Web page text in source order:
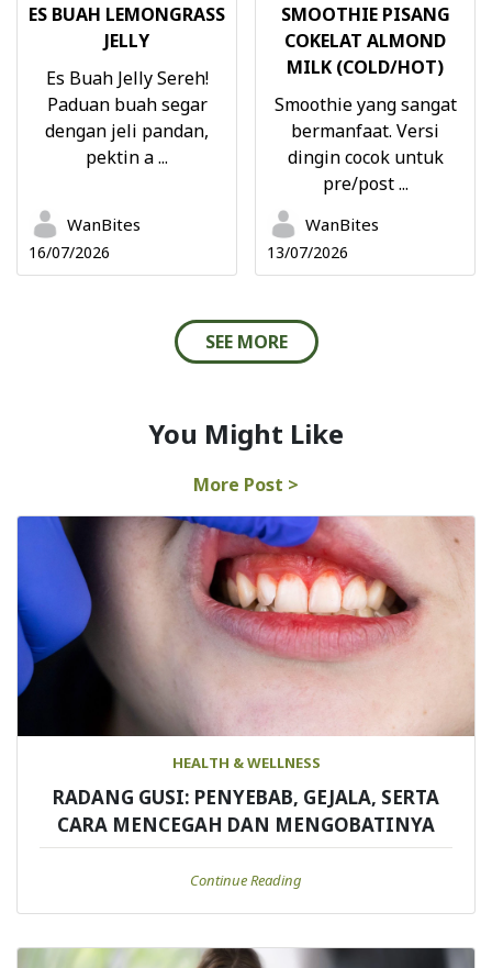
ES BUAH LEMONGRASS
JELLY
Es Buah Jelly Sereh!
Paduan buah segar
dengan jeli pandan,
pektin a ...
WanBites
16/07/2026
SMOOTHIE PISANG
COKELAT ALMOND
MILK (COLD/HOT)
Smoothie yang sangat
bermanfaat. Versi
dingin cocok untuk
pre/post ...
WanBites
13/07/2026
SEE MORE
You Might Like
More Post >
HEALTH & WELLNESS
RADANG GUSI: PENYEBAB, GEJALA, SERTA
CARA MENCEGAH DAN MENGOBATINYA
Continue Reading